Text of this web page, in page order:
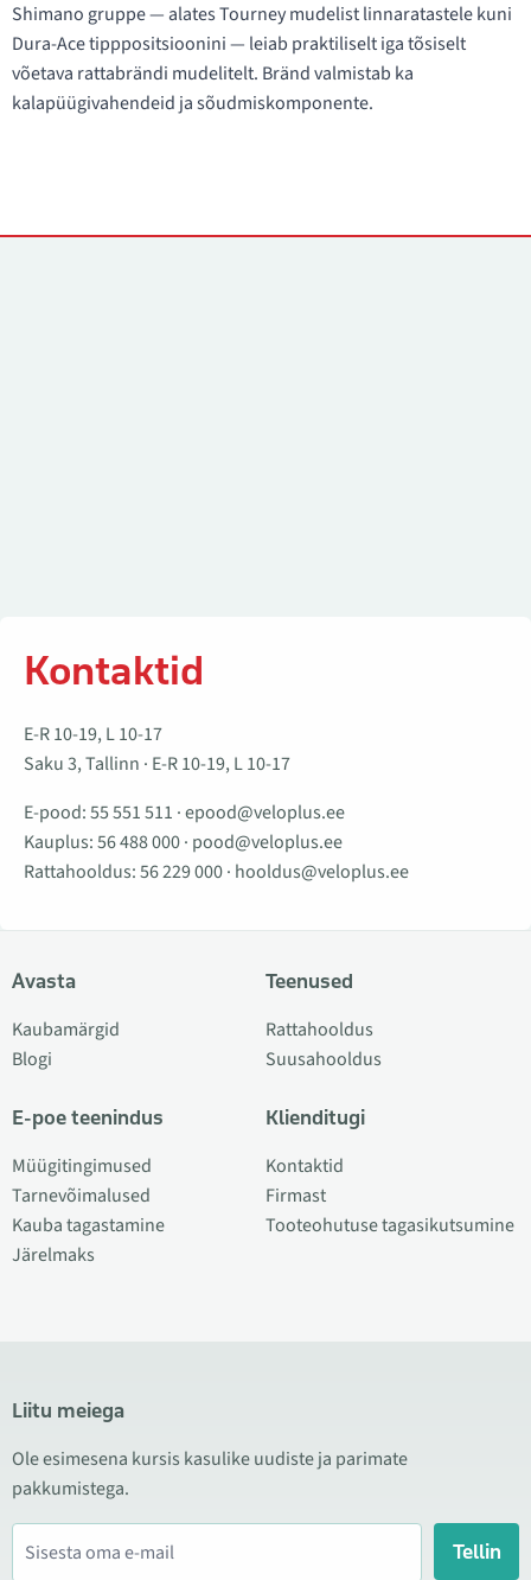
Shimano gruppe — alates Tourney mudelist linnaratastele kuni
Dura-Ace tipppositsioonini — leiab praktiliselt iga tõsiselt
võetava rattabrändi mudelitelt. Bränd valmistab ka
kalapüügivahendeid ja sõudmiskomponente.
Kontaktid
E-R 10-19, L 10-17
Saku 3, Tallinn · E-R 10-19, L 10-17
E-pood:55 551 511 ·epood@veloplus.ee
Kauplus:56 488 000· pood@veloplus.ee
Rattahooldus:56 229 000· hooldus@veloplus.ee
Avasta
Kaubamärgid
Blogi
E-poe teenindus
Müügitingimused
Tarnevõimalused
Kauba tagastamine
Järelmaks
Teenused
Rattahooldus
Suusahooldus
Klienditugi
Kontaktid
Firmast
Tooteohutuse tagasikutsumine
Liitu meiega
Ole esimesena kursis kasulike uudiste ja parimate
pakkumistega.
Tellin